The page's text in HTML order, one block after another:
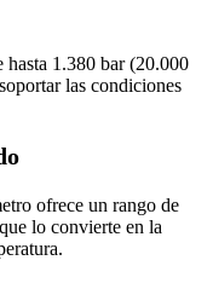
hasta 1.380 bar (20.000
las condiciones
ofrece un rango de
lo convierte en la